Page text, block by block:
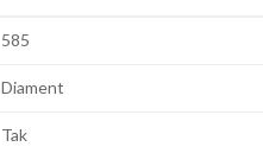
585
Diament
Tak